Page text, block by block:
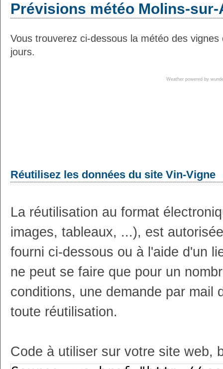
Prévisions météo Molins-
Vous trouverez ci-dessous la météo des
jours.
Weather powered by
Réutilisez les données du site Vin-Vigne
La réutilisation au format
images, tableaux, ...), est
fourni ci-dessous ou à l'aide d'un
ne peut se faire que pour un
conditions, une demande par mail
toute réutilisation.
Code à utiliser sur votre site web,